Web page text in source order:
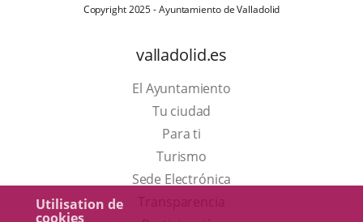
Utilisation de
cookies
Copyright 2025 - Ayuntamiento de Valladolid
valladolid.es
El Ayuntamiento
Tu ciudad
Para ti
TurismoEste
enlace
Sede Electrónica